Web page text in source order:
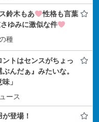
鈴木もあ
性格も言葉
ゆみに激似な件
種
トはセンスがちょっ
んだぁ』みたいな。
」
ース
登場！